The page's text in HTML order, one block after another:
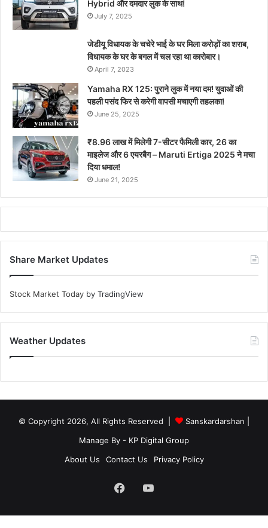
Hybrid और दमदार लुक के साथ!
July 7, 2025
जेडीयू विधायक के चचेरे भाई के घर मिला करोड़ों का शराब,
विधायक के घर के बगल में चल रहा था कारोबार।
April 7, 2023
Yamaha RX 125: पुराने लुक में नया दम! युवाओं की
पहली पसंद फिर से करेगी वापसी मचाएगी तहलका!
June 25, 2025
₹8.96 लाख में मिलेगी 7-सीटर फैमिली कार, 26 का
माइलेज और 6 एयरबैग – Maruti Ertiga 2025 ने मचा
दिया धमाल!
June 21, 2025
Share Market Updates
Stock Market Today by TradingView
Weather Updates
© Copyright 2026, All Rights Reserved | Sanskardarshan
Manage By - KP Digital Group
About Us
Contact Us Privacy Policy
FacebookYouTube